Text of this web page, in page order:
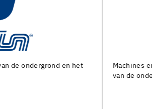
gereedschap voor de voorbereiding
en het leggen van alle soorten bedekking